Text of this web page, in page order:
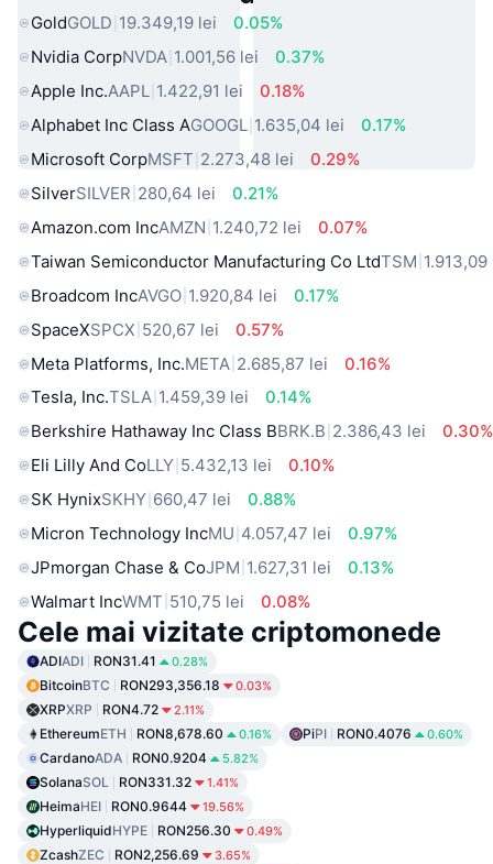
GoldGOLD 19.349,19 lei
0.05%
Nvidia CorpNVDA 1.001,56 lei
0.37%
Apple Inc.AAPL 1.422,91 lei
0.18%
Alphabet Inc Class AGOOGL 1.635,04 lei
0.17%
Microsoft CorpMSFT 2.273,48 lei
0.29%
SilverSILVER 280,64 lei
0.21%
Amazon.com IncAMZN 1.240,72 lei
0.07%
Taiwan Semiconductor Manufacturing Co LtdTSM
Broadcom IncAVGO 1.920,84 lei
0.17%
SpaceXSPCX 520,67 lei
0.57%
Meta Platforms, Inc.META 2.685,87 lei
0.16%
Tesla, Inc.TSLA 1.459,39 lei
0.14%
Berkshire Hathaway Inc Class BBRK.B 2.386,43 lei
0.30%
Eli Lilly And CoLLY 5.432,13 lei
0.10%
SK HynixSKHY 660,47 lei
0.88%
Micron Technology IncMU 4.057,47 lei
0.97%
JPmorgan Chase & CoJPM 1.627,31 lei
0.13%
Walmart IncWMT 510,75 lei 0.08%
Cele mai vizitate criptomonede
ADIADI RON31.41 0.28%
BitcoinBTC RON293,356.18 0.03%
XRPXRP RON4.72 2.11%
EthereumETH RON8,678.60 0.16% PiPI RON0.4076 0.60%
CardanoADA RON0.9204 5.82%
SolanaSOL RON331.32 1.41%
HeimaHEI RON0.9644 19.56%
HyperliquidHYPE RON256.30 0.49%
ZcashZEC RON2,256.69 3.65%